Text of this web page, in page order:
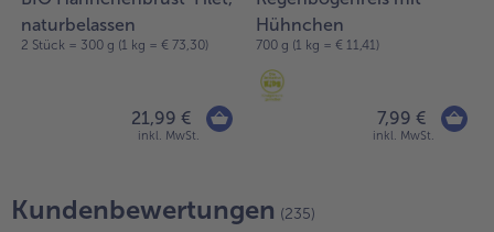
naturbelassen
2 Stück = 300 g (1 kg = € 73,30)
21,99 €
inkl. MwSt.
Hühnchen
700 g (1 kg = € 11,41)
7,99 €
inkl. MwSt.
Kundenbewertungen (235)